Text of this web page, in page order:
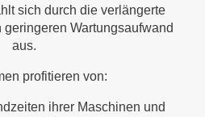
sich durch die verlängerte
geringeren Wartungsaufwand
aus.
profitieren von:
ihrer Maschinen und